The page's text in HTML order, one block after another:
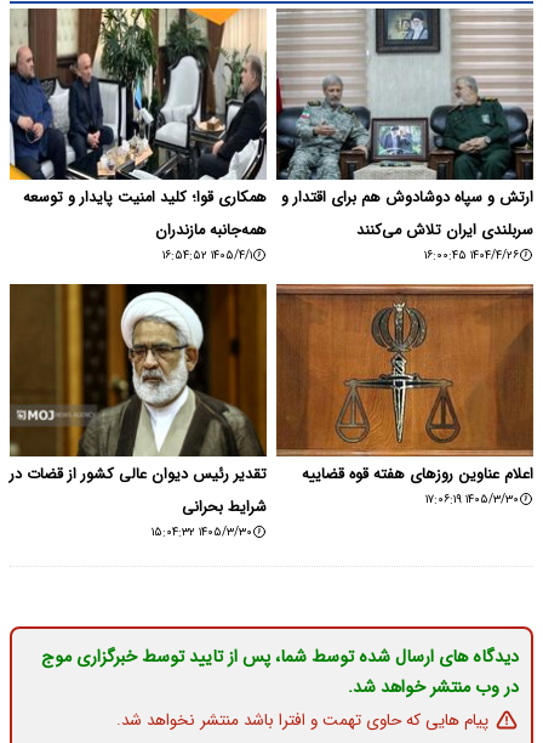
ارتش و سپاه دوشادوش هم برای اقتدار و
سربلندی ایران تلاش می‌کنند
۱۴۰۴/۴/۲۶ ۱۶:۰۰:۴۵
همکاری قوا؛ کلید امنیت پایدار و توسعه
همه‌جانبه مازندران
۱۴۰۵/۴/۱ ۱۶:۵۴:۵۲
اعلام عناوین روزهای هفته قوه قضاییه
۱۴۰۵/۳/۳۰ ۱۷:۰۶:۱۹
تقدیر رئیس دیوان عالی کشور از قضات در
شرایط بحرانی
۱۴۰۵/۳/۳۰ ۱۵:۰۴:۳۲
دیدگاه های ارسال شده توسط شما، پس از تایید توسط خبرگزاری موج
در وب منتشر خواهد شد.
پیام هایی که حاوی تهمت و افترا باشد منتشر نخواهد شد.